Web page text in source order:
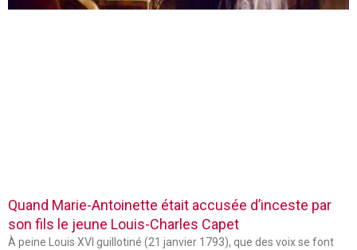
Quand Marie-Antoinette était accusée d’inceste par
son fils le jeune Louis-Charles Capet
À peine Louis XVI guillotiné (21 janvier 1793), que des voix se font